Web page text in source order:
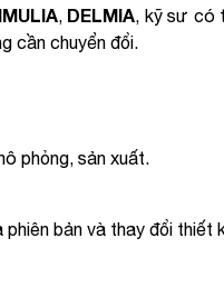
, DELMIA, kỹ sư có
cần chuyển đổi.
phỏng, sản xuất.
phiên bản và thay đổi thiết